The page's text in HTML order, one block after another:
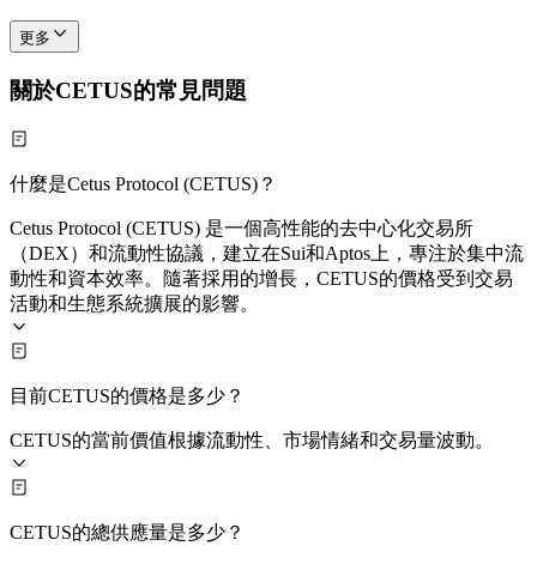
更多
關於CETUS的常見問題
什麼是Cetus Protocol (CETUS)？
Cetus Protocol (CETUS) 是一個高性能的去中心化交易所
（DEX）和流動性協議，建立在Sui和Aptos上，專注於集中流
動性和資本效率。隨著採用的增長，CETUS的價格受到交易
活動和生態系統擴展的影響。
目前CETUS的價格是多少？
CETUS的當前價值根據流動性、市場情緒和交易量波動。
CETUS的總供應量是多少？